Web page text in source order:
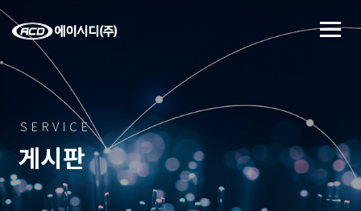
SERVICE
게시판